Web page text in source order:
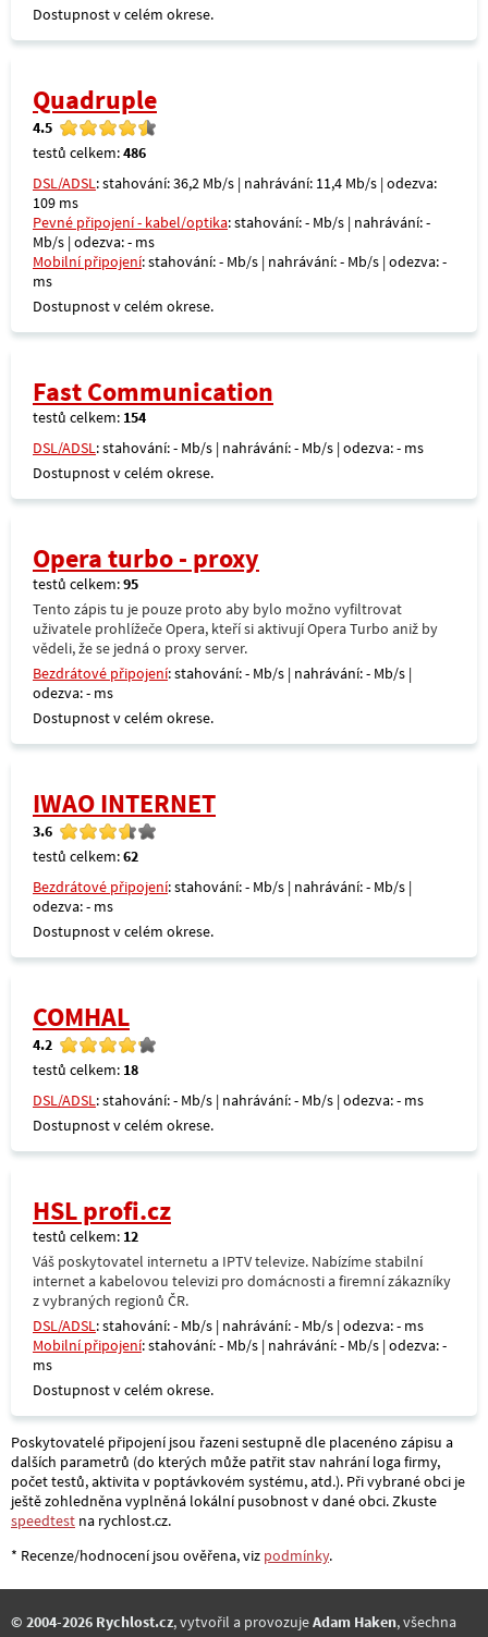
Dostupnost v celém okrese.
Quadruple
4.5
testů celkem:486
DSL/ADSL: stahování: 36,2 Mb/s | nahrávání: 11,4 Mb/s | odezva:
109 ms
Pevné připojení - kabel/optika: stahování: - Mb/s | nahrávání: -
Mb/s | odezva: - ms
Mobilní připojení: stahování: - Mb/s | nahrávání: - Mb/s | odezva: -
ms
Dostupnost v celém okrese.
Fast Communication
testů celkem: 154
DSL/ADSL: stahování: - Mb/s | nahrávání: - Mb/s | odezva: - ms
Dostupnost v celém okrese.
Opera turbo - proxy
testů celkem:95
Tento zápis tu je pouze proto aby bylo možno vyfiltrovat
uživatele prohlížeče Opera, kteří si aktivují Opera Turbo aniž by
vědeli, že se jedná o proxy server.
Bezdrátové připojení: stahování: - Mb/s | nahrávání: - Mb/s |
odezva: - ms
Dostupnost v celém okrese.
IWAO INTERNET
3.6
testů celkem:62
Bezdrátové připojení: stahování: - Mb/s | nahrávání: - Mb/s |
odezva: - ms
Dostupnost v celém okrese.
COMHAL
4.2
testů celkem: 18
DSL/ADSL: stahování: - Mb/s | nahrávání: - Mb/s | odezva: - ms
Dostupnost v celém okrese.
HSL profi.cz
testů celkem: 12
Váš poskytovatel internetu a IPTV televize. Nabízíme stabilní
internet a kabelovou televizi pro domácnosti a firemní zákazníky
z vybraných regionů ČR.
DSL/ADSL: stahování: - Mb/s | nahrávání: - Mb/s | odezva: - ms
Mobilní připojení: stahování: - Mb/s | nahrávání: - Mb/s | odezva: -
ms
Dostupnost v celém okrese.
Poskytovatelé připojení jsou řazeni sestupně dle placenéno zápisu a
dalších parametrů (do kterých může patřit stav nahrání loga firmy,
počet testů, aktivita v poptávkovém systému, atd.). Při vybrané obci je
ještě zohledněna vyplněná lokální pusobnost v dané obci. Zkuste
speedtest na rychlost.cz.
* Recenze/hodnocení jsou ověřena, viz podmínky.
© 2004-2026 Rychlost.cz, vytvořil a provozujeAdam Haken, všechna